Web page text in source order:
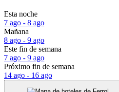
Esta noche
7 ago - 8 ago
Mañana
8 ago - 9 ago
Este fin de semana
7 ago - 9 ago
Próximo fin de semana
14 ago - 16 ago